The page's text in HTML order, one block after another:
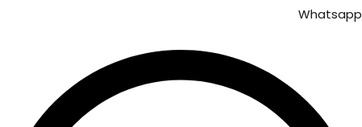
Whatsapp